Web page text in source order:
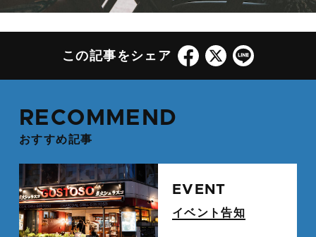
この記事をシェア
RECOMMEND
おすすめ記事
EVENT
イベント告知